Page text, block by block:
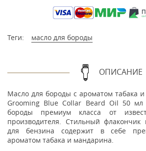
Теги: масло для бороды
ОПИСАНИЕ
Масло для бороды с ароматом табака
Grooming Blue Collar Beard Oil 50 мл
бороды премиум класса от
производителя. Стильный
для бензина содержит в себе
ароматом табака и мандарина.